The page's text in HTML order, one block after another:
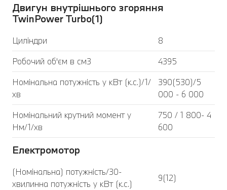
Двигун внутрішнього згоряння
TwinPower Turbo(1)
Циліндри
8
Робочий об'єм в см3
4395
Номінальна потужність у кВт (к.с.)/1/
хв
390(530)/5
000 - 6 000
Номінальний крутний момент у
Нм/1/хв
750 / 1 800- 4
600
Електромотор
(Номінальна) потужність/30-
хвилинна потужність у кВт (к.с.)
9(12)